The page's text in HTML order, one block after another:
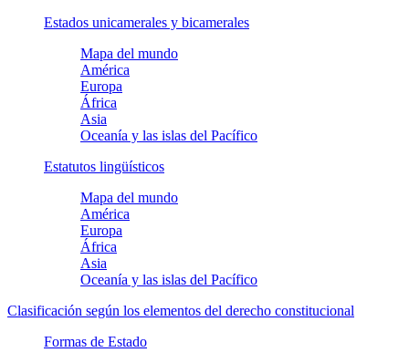
Estados unicamerales y bicamerales
Mapa del mundo
América
Europa
África
Asia
Oceanía y las islas del Pacífico
Estatutos lingüísticos
Mapa del mundo
América
Europa
África
Asia
Oceanía y las islas del Pacífico
Clasificación según los elementos del derecho constitucional
Formas de Estado